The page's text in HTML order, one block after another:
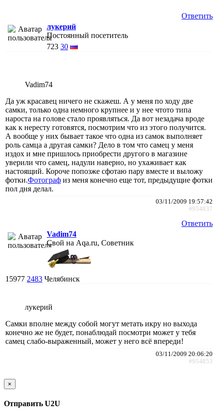
Ответить
лукерий
Постоянный посетитель
723 30
Vadim74
Да уж красавец ничего не скажеш. А у меня по ходу две
самки, только одна немного крупнее и у нее чтото типа
нароста на голове стало проявляться. Да вот незадача вроде
как к нересту готовятся, посмотрим что из этого получится.
А вообще у них бывает такое что одна из самок выполняет
роль самца а другая самки? Дело в том что самец у меня
издох и мне пришлось приобрести другого в магазине
уверили что самец, надули наверно, но ухаживает как
настоящий. Короче попозже сфотаю пару вместе и выложу
фотки.Фотограф из меня конечно еще тот, предыдущие фотки
пол дня делал.
03/11/2009 19:57:42
#954837
Ответить
Vadim74
Свой на Aqa.ru, Советник
15977 2483 Челябинск
лукерий
Самки вполне между собой могут метать икру но выхода
конечно же не будет, понаблюдай посмотри может у тебя
самец слабо-выраженный, может у него всё впереди!
03/11/2009 20:06:20
#954853
×
Отправить U2U